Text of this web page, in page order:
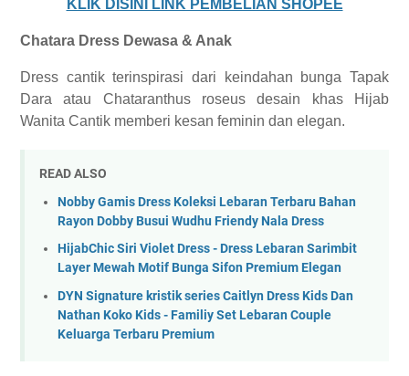
KLIK DISINI LINK PEMBELIAN SHOPEE
Chatara Dress Dewasa & Anak
Dress cantik terinspirasi dari keindahan bunga Tapak
Dara atau Chataranthus roseus desain khas Hijab
Wanita Cantik memberi kesan feminin dan elegan.
READ ALSO
Nobby Gamis Dress Koleksi Lebaran Terbaru Bahan
Rayon Dobby Busui Wudhu Friendy Nala Dress
HijabChic Siri Violet Dress - Dress Lebaran Sarimbit
Layer Mewah Motif Bunga Sifon Premium Elegan
DYN Signature kristik series Caitlyn Dress Kids Dan
Nathan Koko Kids - Familiy Set Lebaran Couple
Keluarga Terbaru Premium